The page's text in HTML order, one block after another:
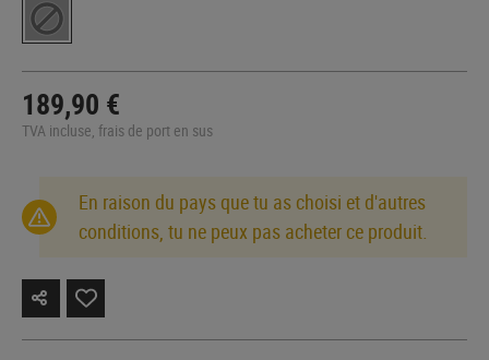
189,90 €
TVA incluse, frais de port en sus
En raison du pays que tu as choisi et d'autres
conditions, tu ne peux pas acheter ce produit.